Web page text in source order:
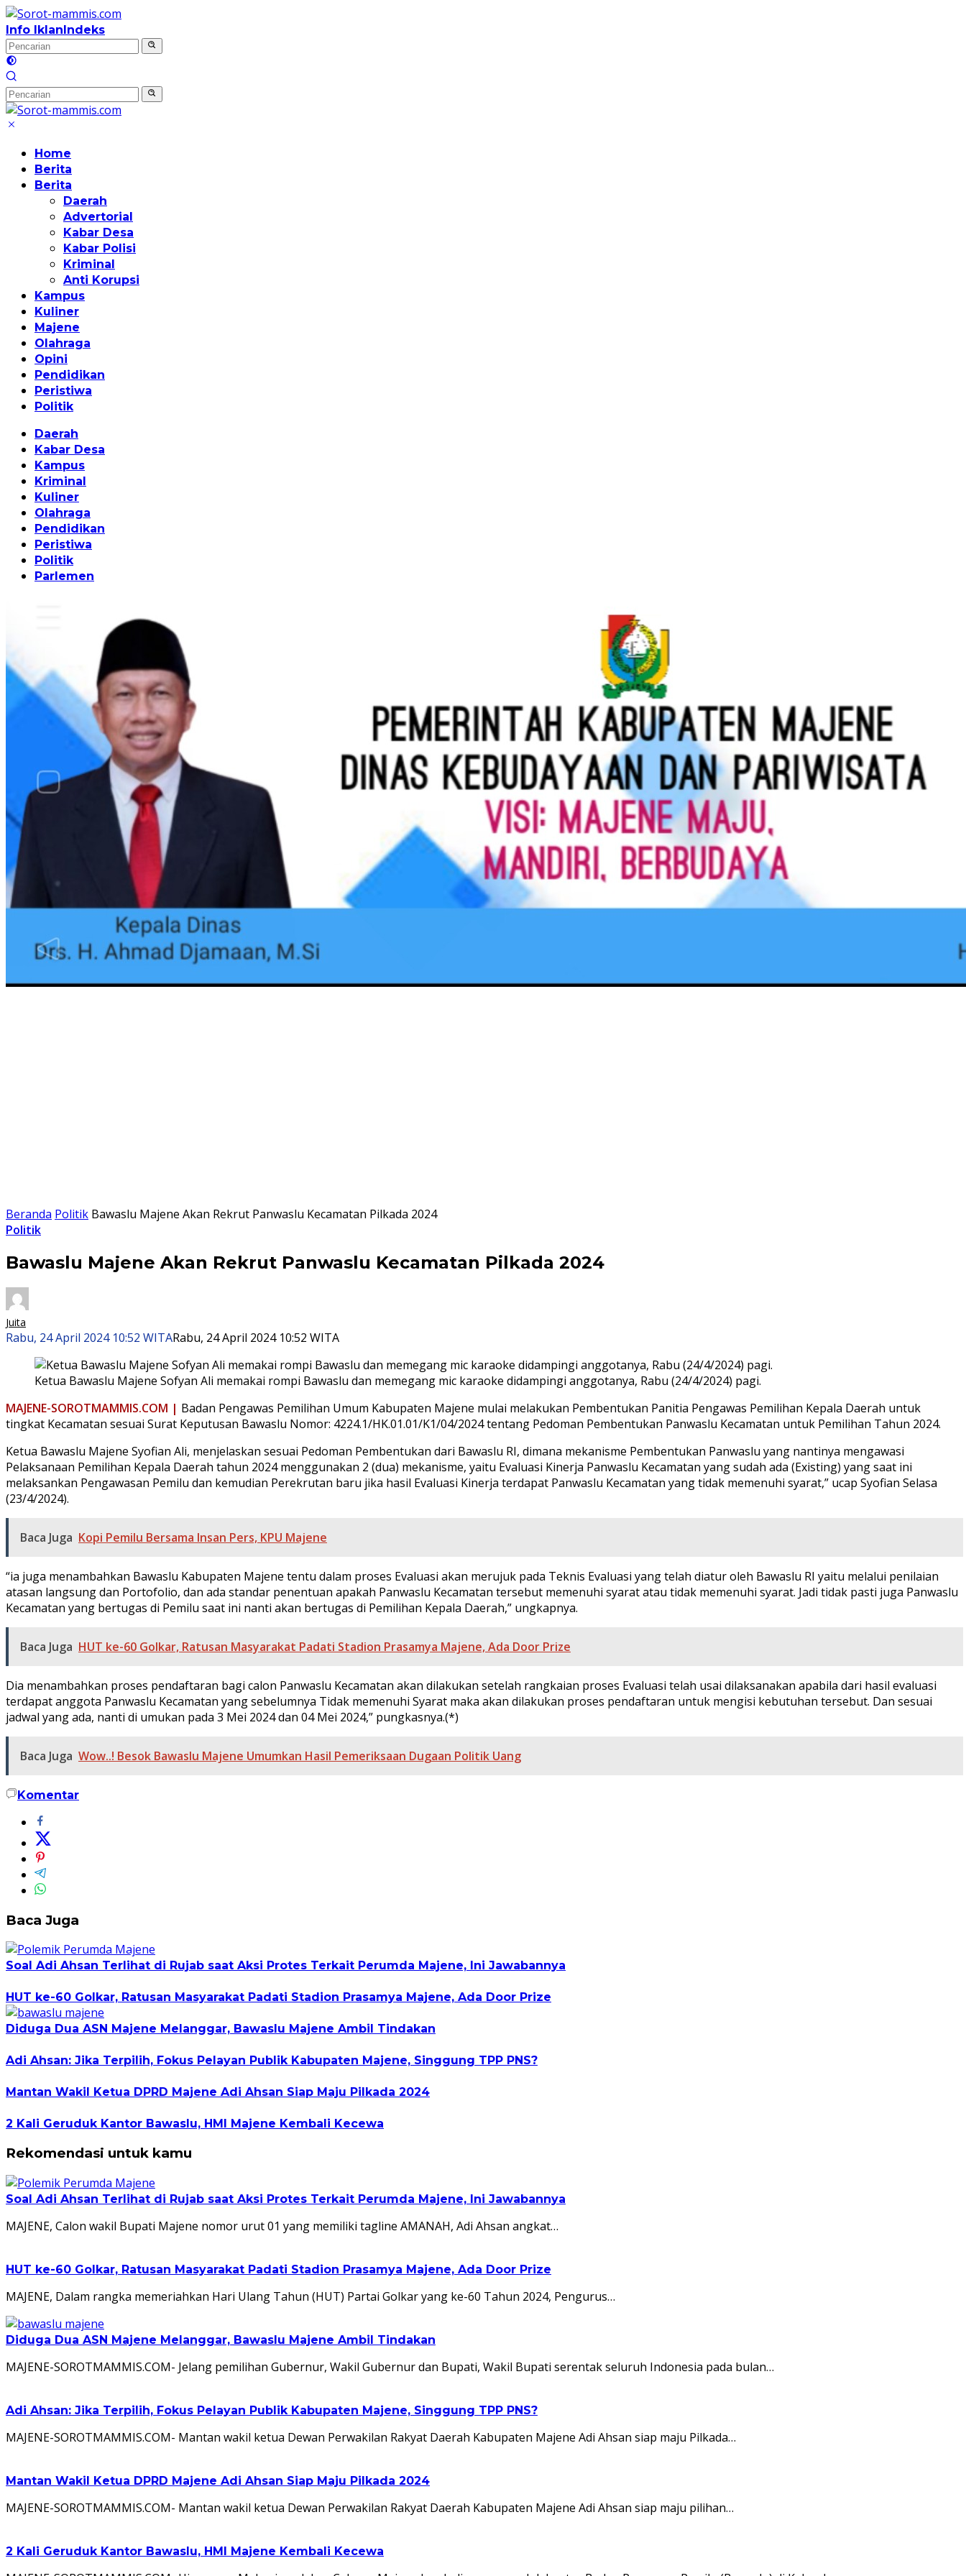
Langsung
ke
konten
Info IklanIndeks
Home
Berita
Berita
Daerah
Advertorial
Kabar Desa
Kabar Polisi
Kriminal
Anti Korupsi
Kampus
Kuliner
Majene
Olahraga
Opini
Pendidikan
Peristiwa
Politik
Daerah
Kabar Desa
Kampus
Kriminal
Kuliner
Olahraga
Pendidikan
Peristiwa
Politik
Parlemen
Beranda Politik Bawaslu Majene Akan Rekrut Panwaslu Kecamatan Pilkada 2024
Politik
Bawaslu Majene Akan Rekrut Panwaslu Kecamatan Pilkada 2024
Juita
Rabu, 24 April 2024 10:52 WITARabu, 24 April 2024 10:52 WITA
Ketua Bawaslu Majene Sofyan Ali memakai rompi Bawaslu dan memegang mic karaoke didampingi anggotanya, Rabu (24/4/2024) pagi.
MAJENE-SOROTMAMMIS.COM | Badan Pengawas Pemilihan Umum Kabupaten Majene mulai melakukan Pembentukan Panitia Pengawas Pemilihan Kepala Daerah untuk
tingkat Kecamatan sesuai Surat Keputusan Bawaslu Nomor: 4224.1/HK.01.01/K1/04/2024 tentang Pedoman Pembentukan Panwaslu Kecamatan untuk Pemilihan Tahun 2024.
Ketua Bawaslu Majene Syofian Ali, menjelaskan sesuai Pedoman Pembentukan dari Bawaslu RI, dimana mekanisme Pembentukan Panwaslu yang nantinya mengawasi
Pelaksanaan Pemilihan Kepala Daerah tahun 2024 menggunakan 2 (dua) mekanisme, yaitu Evaluasi Kinerja Panwaslu Kecamatan yang sudah ada (Existing) yang saat ini
melaksankan Pengawasan Pemilu dan kemudian Perekrutan baru jika hasil Evaluasi Kinerja terdapat Panwaslu Kecamatan yang tidak memenuhi syarat,” ucap Syofian Selasa
(23/4/2024).
Baca Juga Kopi Pemilu Bersama Insan Pers, KPU Majene
“ia juga menambahkan Bawaslu Kabupaten Majene tentu dalam proses Evaluasi akan merujuk pada Teknis Evaluasi yang telah diatur oleh Bawaslu RI yaitu melalui penilaian
atasan langsung dan Portofolio, dan ada standar penentuan apakah Panwaslu Kecamatan tersebut memenuhi syarat atau tidak memenuhi syarat. Jadi tidak pasti juga Panwaslu
Kecamatan yang bertugas di Pemilu saat ini nanti akan bertugas di Pemilihan Kepala Daerah,” ungkapnya.
Baca Juga HUT ke-60 Golkar, Ratusan Masyarakat Padati Stadion Prasamya Majene, Ada Door Prize
Dia menambahkan proses pendaftaran bagi calon Panwaslu Kecamatan akan dilakukan setelah rangkaian proses Evaluasi telah usai dilaksanakan apabila dari hasil evaluasi
terdapat anggota Panwaslu Kecamatan yang sebelumnya Tidak memenuhi Syarat maka akan dilakukan proses pendaftaran untuk mengisi kebutuhan tersebut. Dan sesuai
jadwal yang ada, nanti di umukan pada 3 Mei 2024 dan 04 Mei 2024,” pungkasnya.(*)
Baca Juga Wow..! Besok Bawaslu Majene Umumkan Hasil Pemeriksaan Dugaan Politik Uang
Komentar
Baca Juga
Soal Adi Ahsan Terlihat di Rujab saat Aksi Protes Terkait Perumda Majene, Ini Jawabannya
HUT ke-60 Golkar, Ratusan Masyarakat Padati Stadion Prasamya Majene, Ada Door Prize
Diduga Dua ASN Majene Melanggar, Bawaslu Majene Ambil Tindakan
Adi Ahsan: Jika Terpilih, Fokus Pelayan Publik Kabupaten Majene, Singgung TPP PNS?
Mantan Wakil Ketua DPRD Majene Adi Ahsan Siap Maju Pilkada 2024
2 Kali Geruduk Kantor Bawaslu, HMI Majene Kembali Kecewa
Rekomendasi untuk kamu
Soal Adi Ahsan Terlihat di Rujab saat Aksi Protes Terkait Perumda Majene, Ini Jawabannya
MAJENE, Calon wakil Bupati Majene nomor urut 01 yang memiliki tagline AMANAH, Adi Ahsan angkat…
HUT ke-60 Golkar, Ratusan Masyarakat Padati Stadion Prasamya Majene, Ada Door Prize
MAJENE, Dalam rangka memeriahkan Hari Ulang Tahun (HUT) Partai Golkar yang ke-60 Tahun 2024, Pengurus…
Diduga Dua ASN Majene Melanggar, Bawaslu Majene Ambil Tindakan
MAJENE-SOROTMAMMIS.COM- Jelang pemilihan Gubernur, Wakil Gubernur dan Bupati, Wakil Bupati serentak seluruh Indonesia pada bulan…
Adi Ahsan: Jika Terpilih, Fokus Pelayan Publik Kabupaten Majene, Singgung TPP PNS?
MAJENE-SOROTMAMMIS.COM- Mantan wakil ketua Dewan Perwakilan Rakyat Daerah Kabupaten Majene Adi Ahsan siap maju Pilkada…
Mantan Wakil Ketua DPRD Majene Adi Ahsan Siap Maju Pilkada 2024
MAJENE-SOROTMAMMIS.COM- Mantan wakil ketua Dewan Perwakilan Rakyat Daerah Kabupaten Majene Adi Ahsan siap maju pilihan…
2 Kali Geruduk Kantor Bawaslu, HMI Majene Kembali Kecewa